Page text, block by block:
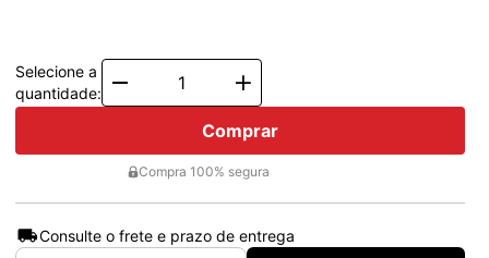
3x deR$ 89,91
Selecione a
quantidade:
Comprar
Compra 100% segura
Consulte o frete e prazo de entrega